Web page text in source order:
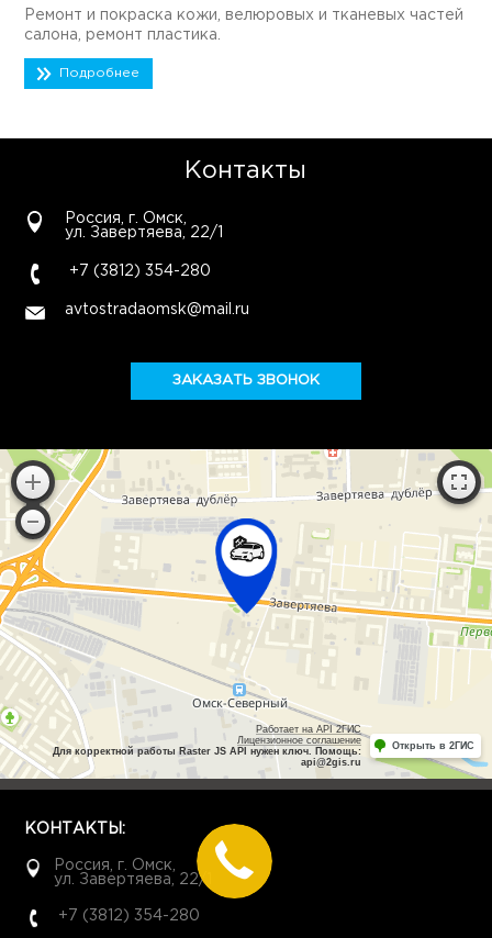
Ремонт и покраска кожи, велюровых и тканевых частей
салона, ремонт пластика.
Подробнее
Контакты
Россия, г. Омск,
ул. Завертяева, 22/1
+7 (3812) 354-280
avtostradaomsk@mail.ru
ЗАКАЗАТЬ ЗВОНОК
Работает на API 2ГИС
Лицензионное соглашение
Для корректной работы Raster JS API нужен ключ. Помощь:
api@2gis.ru
Открыть в 2ГИС
КОНТАКТЫ:
Россия, г. Омск,
ул. Завертяева, 22/1
+7 (3812) 354-280